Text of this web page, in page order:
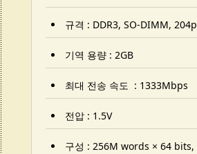
규격 : DDR3, SO-DIMM,
기역 용량 : 2GB
최대 전송 속도 : 1333Mbps
전압 : 1.5V
구성 : 256M words × 64 bits,